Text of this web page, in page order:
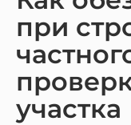
при
участка